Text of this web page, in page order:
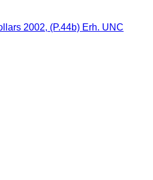
2002, (P.44b) Erh. UNC